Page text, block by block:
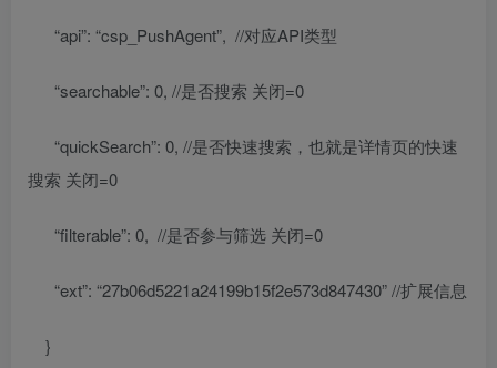
“api”: “csp_PushAgent”, //对应API类型
“searchable”: 0, //是否搜索 关闭=0
“quickSearch”: 0, //是否快速搜索，也就是详情页的快速
搜索 关闭=0
“filterable”: 0, //是否参与筛选 关闭=0
“ext”: “27b06d5221a24199b15f2e573d847430” //扩展信息
}